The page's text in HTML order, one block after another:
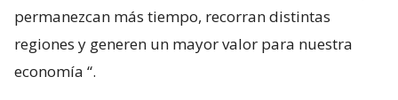
permanezcan más tiempo, recorran distintas
regiones y generen un mayor valor para nuestra
economía “.